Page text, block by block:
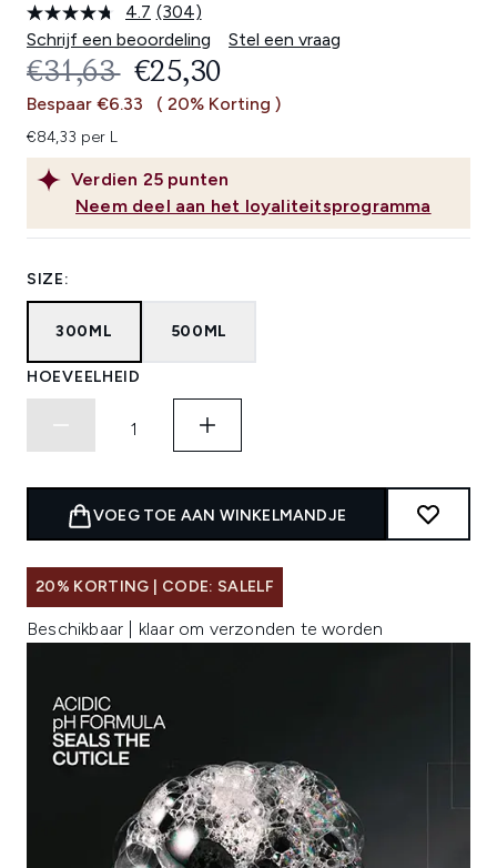
4.7 Lees
304
beoordelingen.
Dezelfde
paginalink.
(304)
Schrijf een beoordeling
Stel een vraag
Verdien 25 punten
Neem deel aan het loyaliteitsprogramma
RECOMMENDED RETAIL PRICE:
€31,63 HUIDIGE PRIJS:
€25,30
Bespaar €6.33 ( 20% Korting )
€84,33 per L
SIZE:
300ML 500ML
HOEVEELHEID
VOEG TOE AAN WINKELMANDJE
20% KORTING | CODE: SALELF
Beschikbaar | klaar om verzonden te worden